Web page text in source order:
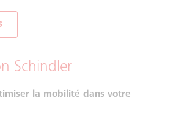
Schindler
la mobilité dans votre